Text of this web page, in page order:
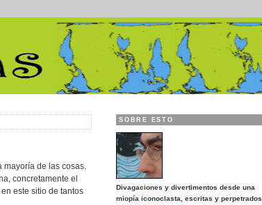
de las cosas.
concretamente el
este sitio de tantos
SOBRE ESTO
Divagaciones y divertimentos desde una
miopía iconoclasta, escritas y perpetrados